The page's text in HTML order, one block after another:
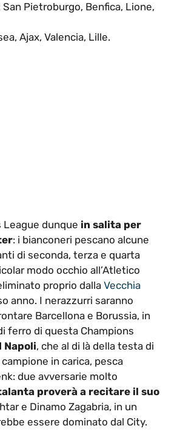
Pietroburgo, Benfica, Lione,
Ajax, Valencia, Lille.
League dunque in salita per
: i bianconeri pescano alcune
di seconda, terza e quarta
modo occhio all’Atletico
proprio dalla Vecchia
anno. I nerazzurri saranno
Barcellona e Borussia, in
ferro di questa Champions
Napoli, che al di là della testa di
in carica, pesca
due avversarie molto
proverà a recitare il suo
e Dinamo Zagabria, in un
essere dominato dal City.